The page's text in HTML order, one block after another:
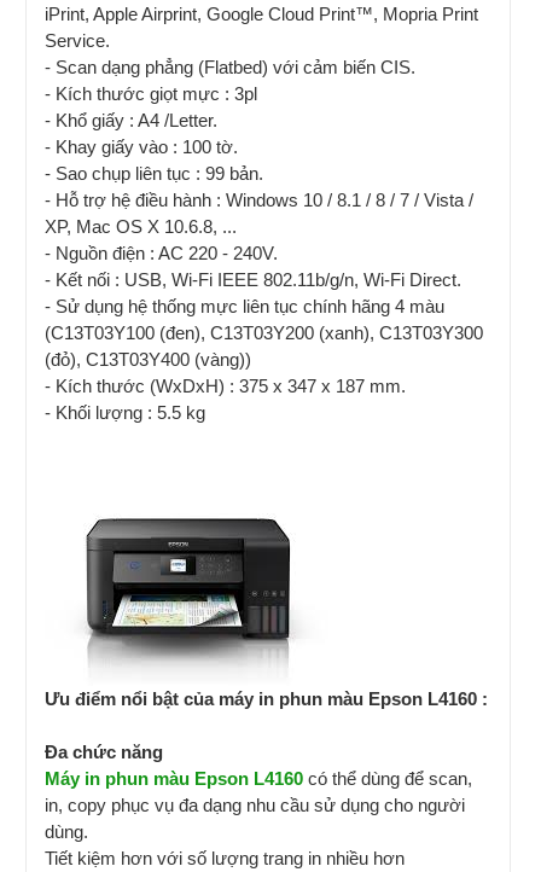
iPrint, Apple Airprint, Google Cloud Print™, Mopria Print
Service.
- Scan dạng phẳng (Flatbed) với cảm biến CIS.
- Kích thước giọt mực : 3pl
- Khổ giấy : A4 /Letter.
- Khay giấy vào : 100 tờ.
- Sao chụp liên tục : 99 bản.
- Hỗ trợ hệ điều hành : Windows 10 / 8.1 / 8 / 7 / Vista /
XP, Mac OS X 10.6.8, ...
- Nguồn điện : AC 220 - 240V.
- Kết nối : USB, Wi-Fi IEEE 802.11b/g/n, Wi-Fi Direct.
- Sử dụng hệ thống mực liên tục chính hãng 4 màu
(C13T03Y100 (đen), C13T03Y200 (xanh), C13T03Y300
(đỏ), C13T03Y400 (vàng))
- Kích thước (WxDxH) : 375 x 347 x 187 mm.
- Khối lượng : 5.5 kg
Ưu điểm nổi bật của máy in phun màu Epson L4160 :
Đa chức năng
Máy in phun màu Epson L4160 có thể dùng để scan,
in, copy phục vụ đa dạng nhu cầu sử dụng cho người
dùng.
Tiết kiệm hơn với số lượng trang in nhiều hơn